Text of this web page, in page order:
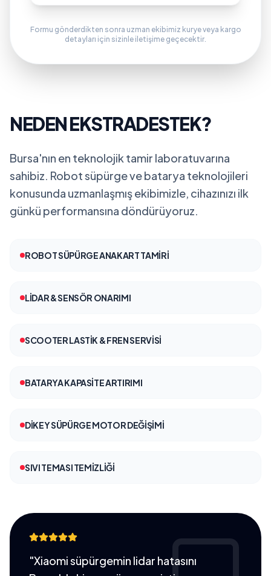
Formu gönderdikten sonra uzman ekibimiz kurye veya kargo
detayları için sizinle iletişime geçecektir.
NEDEN EKSTRADESTEK?
Bursa'nın en teknolojik tamir laboratuvarına
sahibiz. Robot süpürge ve batarya teknolojileri
konusunda uzmanlaşmış ekibimizle, cihazınızı ilk
günkü performansına döndürüyoruz.
ROBOT SÜPÜRGE ANAKART TAMIRI
LIDAR & SENSÖR ONARIMI
SCOOTER LASTIK & FREN SERVISI
BATARYA KAPASITE ARTIRIMI
DIKEY SÜPÜRGE MOTOR DEĞIŞIMI
SIVI TEMASI TEMIZLIĞI
"Xiaomi süpürgemin lidar hatasını